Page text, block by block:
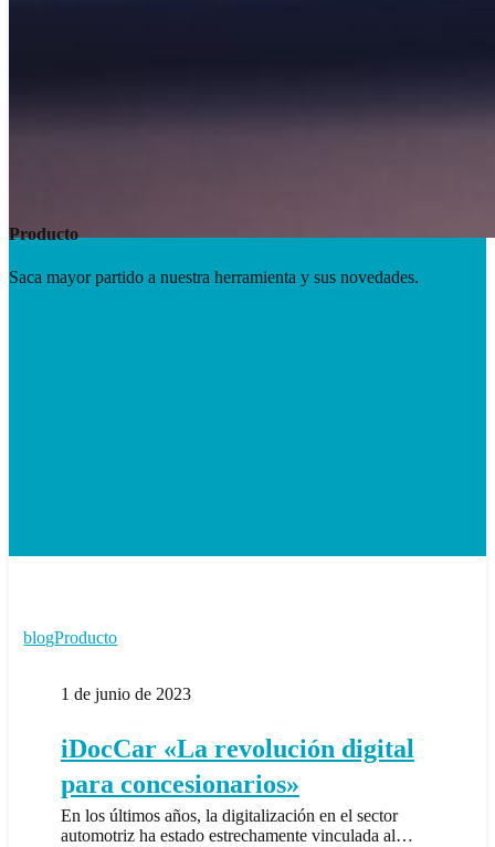
Producto
Saca mayor partido a nuestra herramienta y sus novedades.
iDocCar
digital
concesionarios»
blogProducto
1 de junio de 2023
iDocCar «La revolución digital
para concesionarios»
En los últimos años, la digitalización en el sector
automotriz ha estado estrechamente vinculada al…